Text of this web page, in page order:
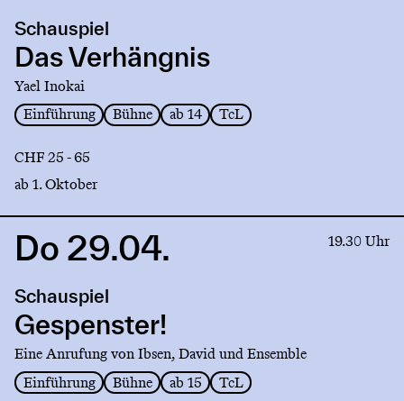
Das
Verhängnis
Schauspiel
Das Verhängnis
Yael Inokai
Einführung
Bühne ab 14 TcL
CHF 25 - 65
ab 1. Oktober
Link
Gespenster!
Do 29.04. 19.30 Uhr
Schauspiel
Gespenster!
Eine Anrufung von Ibsen, David und Ensemble
Einführung
Bühne ab 15 TcL